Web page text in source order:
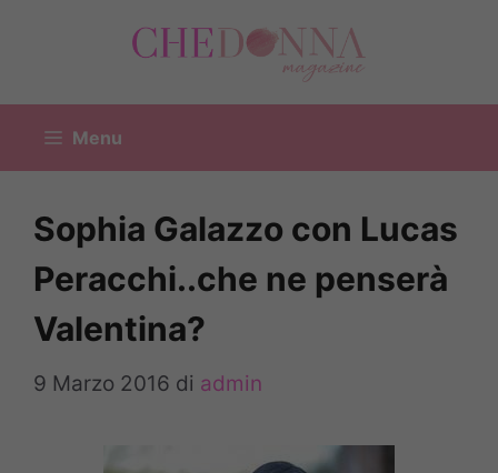
Menu
Sophia Galazzo con Lucas
Peracchi..che ne penserà
Valentina?
9 Marzo 2016 di admin